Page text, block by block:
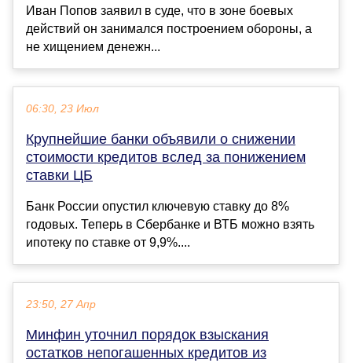
Иван Попов заявил в суде, что в зоне боевых
действий он занимался построением обороны, а
не хищением денежн...
06:30, 23 Июл
Крупнейшие банки объявили о снижении
стоимости кредитов вслед за понижением
ставки ЦБ
Банк России опустил ключевую ставку до 8%
годовых. Теперь в Сбербанке и ВТБ можно взять
ипотеку по ставке от 9,9%....
23:50, 27 Апр
Минфин уточнил порядок взыскания
остатков непогашенных кредитов из